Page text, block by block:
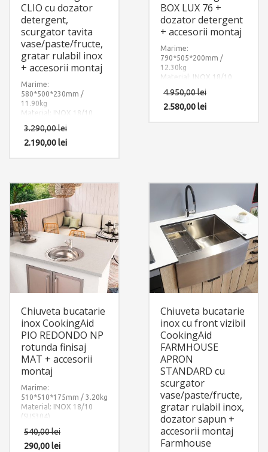
CLIO cu dozator
detergent,
scurgator tavita
vase/paste/fructe,
gratar rulabil inox
+ accesorii montaj
Marime:
580*500*230mm /
11.90kg
Material: INOX 18/10
Componente: Chiuveta
Clio cu 3 accesorii:
perforat. Include: pachet
complet accesorii
montaj.
3.290,00lei
2.190,00lei
BOX LUX 76 +
dozator detergent
+ accesorii montaj
Marime:
790*505*200mm /
12.30kg
Material: INOX 18/10
Componente: Chiuveta
BoxLux 76 + dozator
4.950,00lei
2.580,00lei
Chiuveta bucatarie
inox CookingAid
PIO REDONDO NP
rotunda finisaj
MAT + accesorii
montaj
Marime:
510*510*175mm / 3.20kg
Material: INOX 18/10
(SUS304)
Componente:
CookingAid Pio Redondo
NP rotunda. Include:
540,00lei
290,00lei
Chiuveta bucatarie
inox cu front vizibil
CookingAid
FARMHOUSE
APRON
STANDARD cu
scurgator
vase/paste/fructe,
gratar rulabil inox,
dozator sapun +
accesorii montaj
Farmhouse